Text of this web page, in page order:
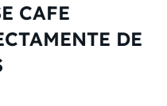
CAFE
DE